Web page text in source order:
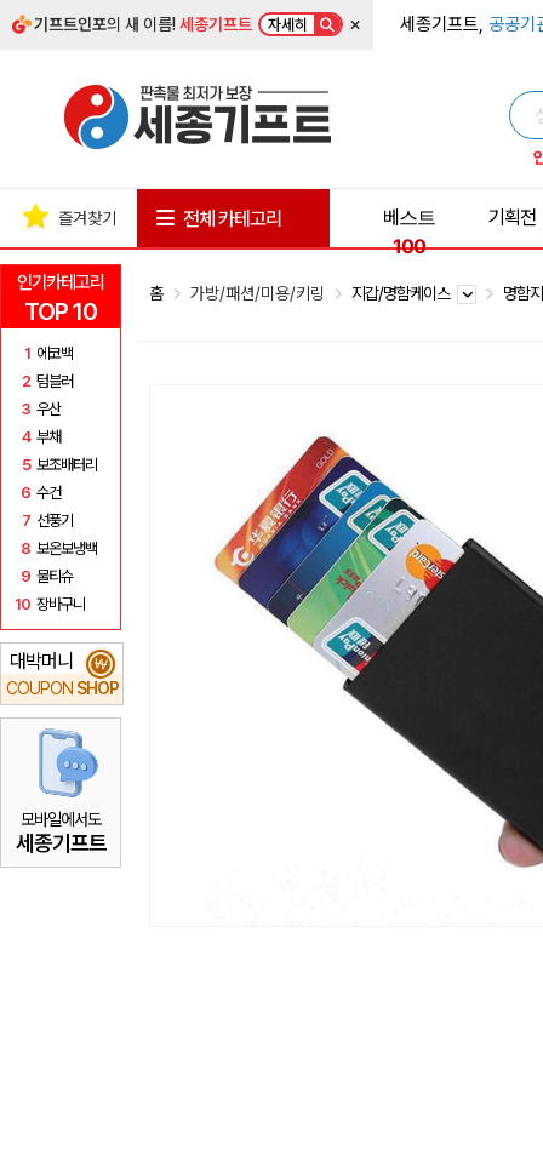
기프트인포의 새 이름!세종기프트 자세히 × 세종기프트, 공공기
인기카테고리
TOP 10
1 에코백
2 텀블러
3 우산
4 부채
5 보조배터리
6 수건
7 선풍기
8 보온보냉백
9 물티슈
10 장바구니
대박머니
COUPON SHOP
₩
모바일에서도
세종기프트
즐겨찾기 전체 카테고리
베스트
100
기획전
홈 가방/패션/미용/키링 지갑/명함케이스 명함